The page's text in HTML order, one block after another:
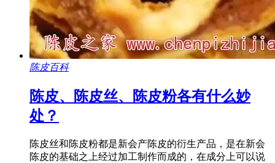
陈皮百科
陈皮、陈皮丝、陈皮粉各有什么妙
处？
陈皮丝和陈皮粉都是新会产陈皮的衍生产品，是在新会
陈皮的基础之上经过加工制作而成的，在成分上可以说